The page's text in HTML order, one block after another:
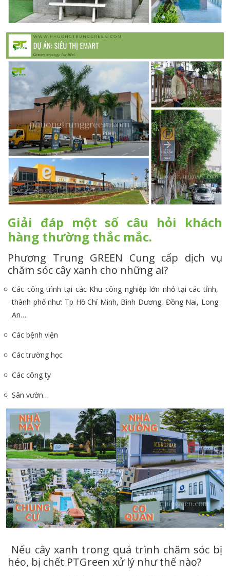
Giải đáp một số câu hỏi khách
hàng thường thắc mắc.
Phương Trung GREEN Cung cấp dịch vụ
chăm sóc cây xanh cho những ai?
Các công trình tại các Khu công nghiệp lớn nhỏ tại các tỉnh,
thành phố như: Tp Hồ Chí Minh, Bình Dương, Đồng Nai, Long
An…
Các bệnh viện
Các trường học
Các công ty
Sân vườn…
Nếu cây xanh trong quá trình chăm sóc bị
héo, bị chết PTGreen xử lý như thế nào?